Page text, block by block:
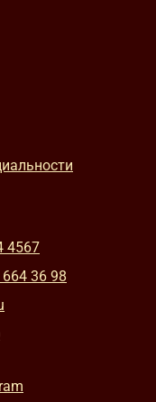
4567
36 98